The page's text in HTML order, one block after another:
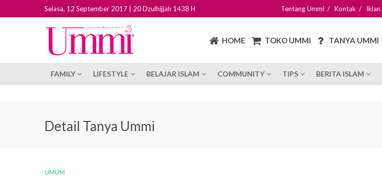
Selasa, 12 September 2017 | 20 Dzulhijjah 1438 H Tentang Ummi/ Kontak / Iklan
HOME TOKO UMMI TANYA UMMI
FAMILY LIFESTYLE BELAJAR ISLAM COMMUNITY TIPS BERITA ISLAM
Detail Tanya Ummi
UMUM